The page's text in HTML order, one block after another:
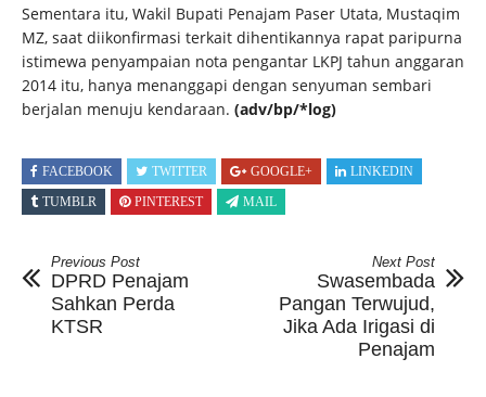
Sementara itu, Wakil Bupati Penajam Paser Utata, Mustaqim
MZ, saat diikonfirmasi terkait dihentikannya rapat paripurna
istimewa penyampaian nota pengantar LKPJ tahun anggaran
2014 itu, hanya menanggapi dengan senyuman sembari
berjalan menuju kendaraan. (adv/bp/*log)
FACEBOOK TWITTER GOOGLE+
LINKEDIN
TUMBLR
PINTEREST MAIL
Previous Post
DPRD Penajam
Sahkan Perda
KTSR
Next Post
Swasembada
Pangan Terwujud,
Jika Ada Irigasi di
Penajam